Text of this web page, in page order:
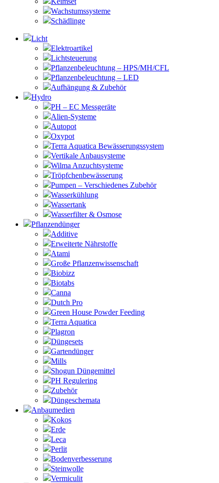
Wachstumssysteme
Schädlinge
Licht
Elektroartikel
Lichtsteuerung
Pflanzenbeleuchtung – HPS/MH/CFL
Pflanzenbeleuchtung – LED
Aufhängung & Zubehör
Hydro
PH – EC Messgeräte
Alien-Systeme
Autopot
Oxypot
Terra Aquatica Bewässerungssystem
Vertikale Anbausysteme
Wilma Anzuchtsysteme
Tröpfchenbewässerung
Pumpen – Verschiedenes Zubehör
Wasserkühlung
Wassertank
Wasserfilter & Osmose
Pflanzendünger
Additive
Erweiterte Nährstoffe
Atami
Große Pflanzenwissenschaft
Biobizz
Biotabs
Canna
Dutch Pro
Green House Powder Feeding
Terra Aquatica
Plagron
Düngesets
Gartendünger
Mills
Shogun Düngemittel
PH Regulering
Zubehör
Düngeschemata
Anbaumedien
Kokos
Erde
Leca
Perlit
Bodenverbesserung
Steinwolle
Vermiculit